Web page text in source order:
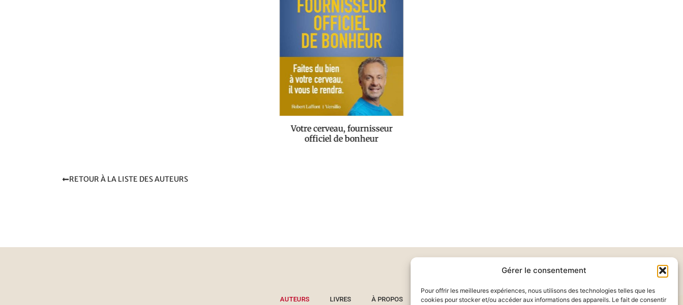
Gérer le consentement
Pour offrir les meilleures expériences, nous utilisons des technologies telles que les
cookies pour stocker et/ou accéder aux informations des appareils. Le fait de consentir
Votre cerveau, fournisseur
officiel de bonheur
RETOUR À LA LISTE DES AUTEURS
AUTEURS LIVRES À PROPOS